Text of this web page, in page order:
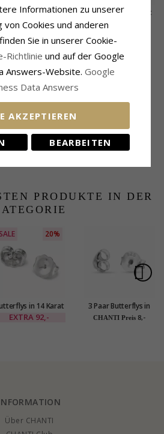
in 14 Karat
Weißgold
CHANTI Preis 75,-
Butterflys in 9 Karat
Weißgold
CHANTI Preis
KAUFTEN AUCH
PRODUKTE IN DER
SALE 20%
in 14 Karat
Weißgold
EXTRA 92,-
3 Paar Butterflys in
Silber
CHANTI Preis 8,-
Über CHANTI
Informationen zu unserer
von Cookies und anderen
Sie in unserer Cookie-
Richtlinie und auf der Google
Answers-Website. Google
Data Answers
AKZEPTIEREN
BEARBEITEN